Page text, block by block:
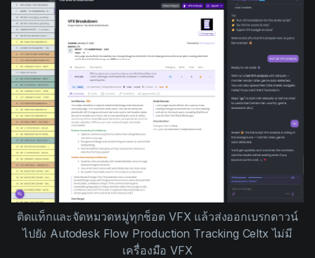
ติดแท็กและจัดหมวดหมู่ทุกช็อต VFX แล้วส่งออกเบรกดาวน์
ไปยัง Autodesk Flow Production Tracking Celtx ไม่มี
เครื่องมือ VFX